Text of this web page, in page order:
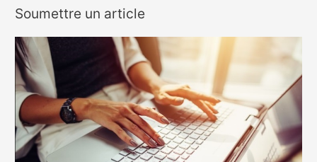
Soumettre un article